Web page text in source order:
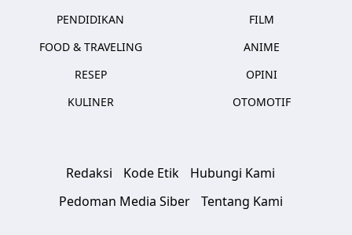
PENDIDIKAN
FOOD & TRAVELING
RESEP
KULINER
FILM
ANIME
OPINI
OTOMOTIF
Redaksi Kode Etik
Hubungi Kami
Pedoman Media Siber
Tentang Kami